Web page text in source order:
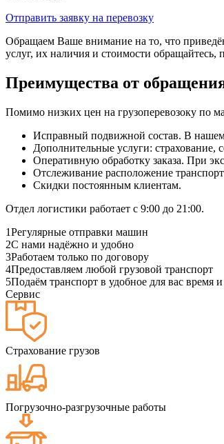
Отправить заявку на перевозку
Обращаем Ваше внимание на то, что
услуг, их наличия и стоимости
Преимущества от
Помимо низких цен на грузоперевозоку по
Исправный подвижной состав. В нашем
Дополнительные услуги: страхование,
Оперативную обработку заказа. При
Отслеживание расположение
Скидки постоянным клиентам.
Отдел логистики работает с 9:00 до 21:00.
1Регулярные отправки машин
2С нами надёжно и удобно
3Работаем только по договору
4Предоставляем любой грузовой транспорт
5Подаём транспорт в удобное для вас время
Сервис
Страхование грузов
Погрузочно-разгрузочные работы